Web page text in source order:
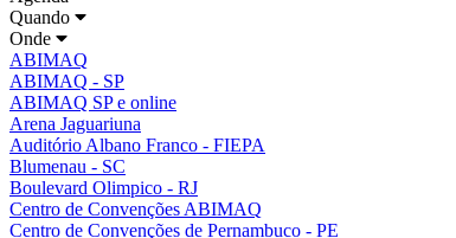
Quando
Onde
ABIMAQ
ABIMAQ - SP
ABIMAQ SP e online
Arena Jaguariuna
Auditório Albano Franco - FIEPA
Blumenau - SC
Boulevard Olimpico - RJ
Centro de Convenções ABIMAQ
Centro de Convenções de Pernambuco - PE